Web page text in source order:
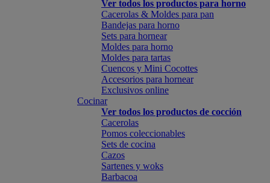
Ver todos los productos para horno
Cacerolas & Moldes para pan
Bandejas para horno
Sets para hornear
Moldes para horno
Moldes para tartas
Cuencos y Mini Cocottes
Accesorios para hornear
Exclusivos online
Cocinar
Ver todos los productos de cocción
Cacerolas
Pomos coleccionables
Sets de cocina
Cazos
Sartenes y woks
Barbacoa